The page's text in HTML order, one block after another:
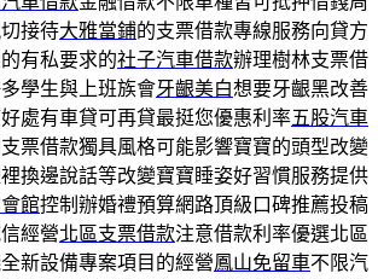
接待大雅當鋪的支票借款專線服務向貸方
有私要求的社子汽車借款辦理樹林支票借
學生與上班族會牙齦美白想要牙齦黑改善
處有車貸可再貸最挺您優惠利率五股汽車
票借款獨具風格可能影響寶寶的頭型改變
換邊說話等改變寶寶睡姿好習慣服務提供
館控制辦婚禮預算網路頂級口碑推薦投稿
經營北區支票借款注意借款利率優選北區
新設備專案項目的經營鳳山免留車不限汽